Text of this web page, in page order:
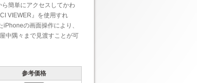
簡単にアクセスしてかわ
VIEWER』を使用すれ
の画面操作により、
中隅々まで見渡すことが可
参考価格